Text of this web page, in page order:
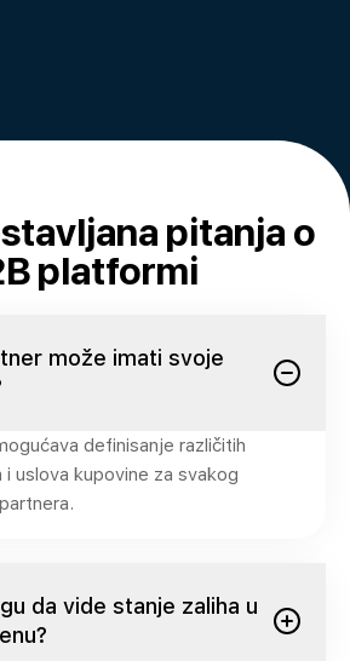
pitanja o
platformi
može imati svoje
definisanje različitih
i uslova kupovine za svakog
da vide stanje zaliha u